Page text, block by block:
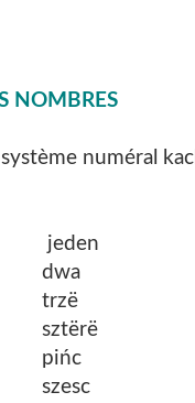
NOMBRES
système numéral
jeden
dwa
trzë
pińc
szesc